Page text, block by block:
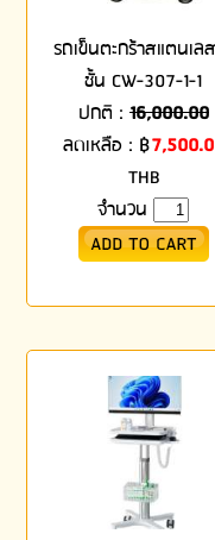
รถเข็นตะกร้าสแตนเล
ชั้น CW-307-1-1
ปกติ : 16,000.00
ลดเหลือ : ฿
THB
จำนวน